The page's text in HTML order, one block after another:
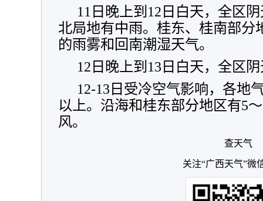
11日晚上到12日白天，全区
北局地有中雨。桂东、桂南部分
的雨雾和回南潮湿天气。
12日晚上到13日白天，全区
12-13日受冷空气影响，各
以上。沿海和桂东部分地区有5
风。
查天气
关注“广西天气”微